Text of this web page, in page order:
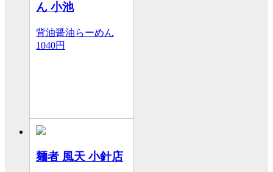
ん 小池
背油醤油らーめん
1040円
麺者 風天 小針店